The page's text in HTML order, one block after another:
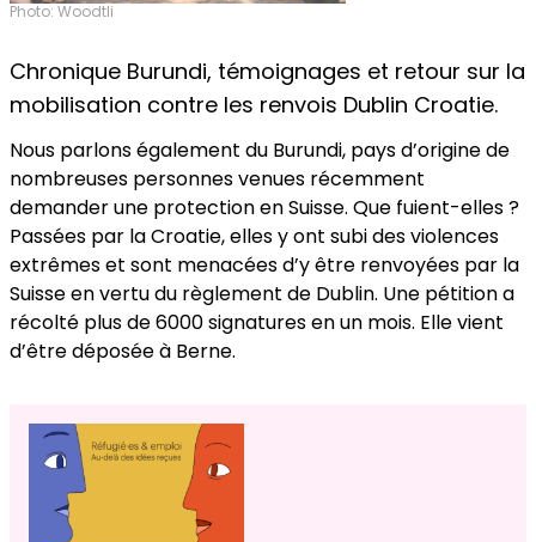
Photo: Woodtli
Chronique Burundi, témoignages et retour sur la
mobilisation contre les renvois Dublin Croatie.
Nous parlons également du Burundi, pays d’origine de
nombreuses personnes venues récemment
demander une protection en Suisse. Que fuient-elles ?
Passées par la Croatie, elles y ont subi des violences
extrêmes et sont menacées d’y être renvoyées par la
Suisse en vertu du règlement de Dublin. Une pétition a
récolté plus de 6000 signatures en un mois. Elle vient
d’être déposée à Berne.